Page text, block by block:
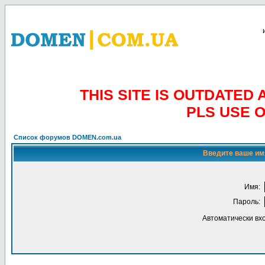
THIS SITE IS OUTDATED
PLS USE
Список форумов DOMEN.com.ua
Введите ваше
Имя:
Пароль:
Автоматически